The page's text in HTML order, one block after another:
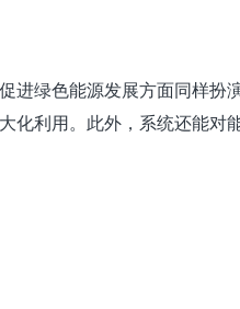
进绿色能源发展方面同样扮
化利用。此外，系统还能对